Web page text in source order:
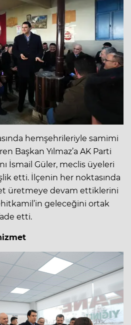
hemşehrileriyle samimi
Başkan Yılmaz’a AK Parti
İsmail Güler, meclis üyeleri
etti. İlçenin her noktasında
üretmeye devam ettiklerini
geleceğini ortak
etti.